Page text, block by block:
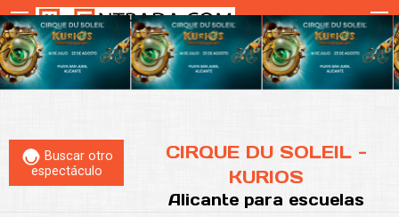
Buscar otro
espectáculo
CIRQUE DU SOLEIL -
KURIOS
Alicante para escuelas